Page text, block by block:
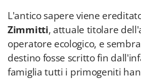
L'antico sapere viene
Zimmitti, attuale titolare
operatore ecologico, e
destino fosse scritto fin
famiglia tutti i primogeniti